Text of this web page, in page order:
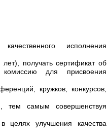
исполнения
получать сертификат об
комиссию для присвоения
кружков, конкурсов,
тем самым совершенствуя
целях улучшения качества